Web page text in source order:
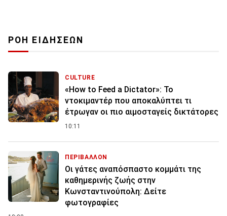
ΡΟΗ ΕΙΔΗΣΕΩΝ
CULTURE
«How to Feed a Dictator»: Το
ντοκιμαντέρ που αποκαλύπτει τι
έτρωγαν οι πιο αιμοσταγείς δικτάτορες
10:11
ΠΕΡΙΒΑΛΛΟΝ
Οι γάτες αναπόσπαστο κομμάτι της
καθημερινής ζωής στην
Κωνσταντινούπολη: Δείτε
φωτογραφίες